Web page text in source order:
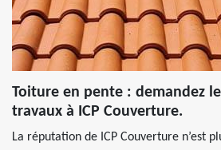
Toiture en pente : demandez
travaux à ICP Couverture.
La réputation de ICP Couverture n’est